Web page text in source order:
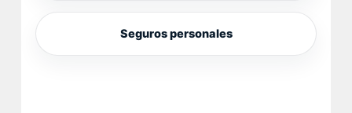
Seguros personales